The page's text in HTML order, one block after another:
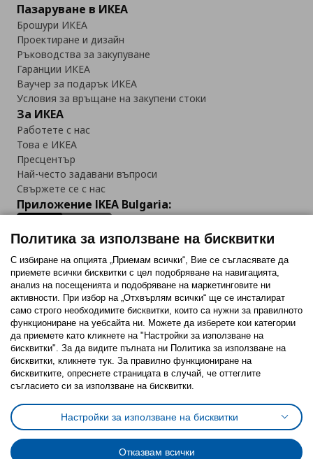
Пазаруване в ИКЕА
Брошури ИКЕА
Проектиране и дизайн
Ръководства за закупуване
Гаранции ИКЕА
Ваучер за подарък ИКЕА
Условия за връщане на закупени стоки
За ИКЕА
Работете с нас
Това е ИКЕА
Пресцентър
Най-често задавани въпроси
Свържете се с нас
Приложение IKEA Bulgaria:
Последвайте ни:
FacebookTwitterYoutubePinterestInstagram
Политика за използване на бисквитки (Cookies)
Избор на настройки за използване на бисквитки
Условия за ползване на ikea.bgОбща политика за личните данни
Политика за защита на личните данни на ikea.bg
Общи условия на програма IKEA Family
Политика за използване на бисквитки
С избиране на опцията „Приемам всички“, Вие се съгласявате да
приемете всички бисквитки с цел подобряване на навигацията,
анализ на посещенията и подобряване на маркетинговите ни
активности. При избор на „Отхвърлям всички“ ще се инсталират
само строго необходимитe бисквитки, които са нужни за правилното
функциониране на уебсайта ни. Можете да изберете кои категории
да приемете като кликнете на "Настройки за използване на
бисквитки". За да видите пълната ни Политика за използване на
бисквитки, кликнете тук. За правилно функциониране на
бисквитките, опреснете страницата в случай, че оттеглите
съгласието си за използване на бисквитки.
Настройки за използване на бисквитки
Отказвам всички